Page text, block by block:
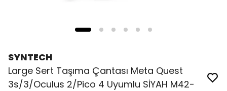
SYNTECH
Large Sert Taşıma Çantası Meta Quest
3s/3/Oculus 2/Pico 4 Uyumlu SİYAH M42-